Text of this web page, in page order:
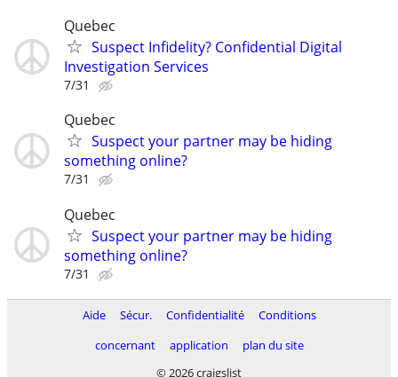
Quebec
Suspect Infidelity? Confidential Digital
Investigation Services
7/31
Quebec
Suspect your partner may be hiding
something online?
7/31
Quebec
Suspect your partner may be hiding
something online?
7/31
Aide Sécur. Confidentialité
Conditions
concernant
application
plan du site
© 2026 craigslist